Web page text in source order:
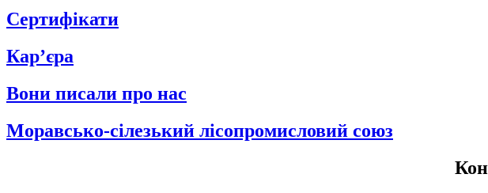
Сертифікати
Кар’єра
Вони писали про нас
Моравсько-сілезький лісопромисловий союз